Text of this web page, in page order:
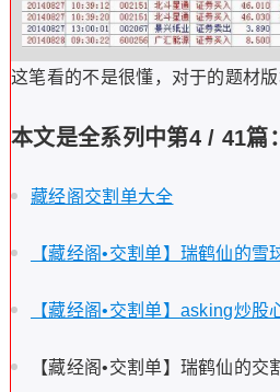
这笔看的不是很懂，对于的题材
本文是全系列中第4 / 41篇
藏经阁交割单大全
【藏经阁•交割单】瑞鹤仙的
【藏经阁•交割单】asking炒股
【藏经阁•交割单】瑞鹤仙的交